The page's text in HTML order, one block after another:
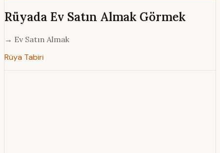
Rüyada Ev Satın Almak Görmek
→ Ev Satın Almak
Rüya Tabiri